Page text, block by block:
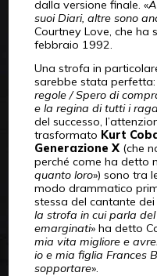
dalla versione finale. «
suoi Diari, altre sono
Courtney Love, che ha
febbraio 1992.
Una strofa in
sarebbe stata perfetta:
regole / Spero di
e la regina di tutti i
del successo,
trasformato Kurt
Generazione X(che
perché come ha detto
quanto loro») sono tra
modo drammatico
stessa del cantante dei
la strofa in cui parla
emarginati» ha detto
mia vita migliore e
io e mia figlia Frances
sopportare».